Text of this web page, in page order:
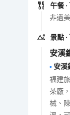
午餐
非遺
景點
安溪
安溪
福建
茶廠
械、